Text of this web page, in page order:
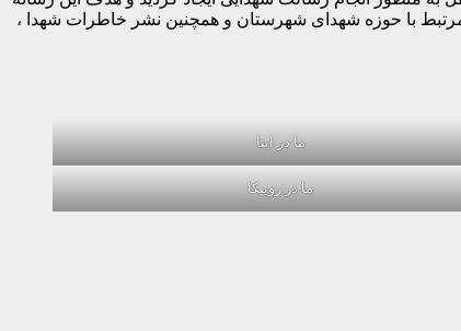
با حوزه شهدای شهرستان و همچنین نشر خاطرات شهدا ،
ما در ایتا
ما در روبیکا